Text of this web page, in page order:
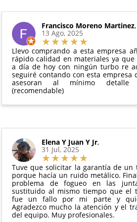
y compresores de aire
Todas nuestras garantías
vigente. Consulta nuestras
para más información.
pedido.
El productono debe haber
manipulado
Debe devolverse en su
perfectas condiciones
Francisco Moreno Martinez,
13 Ago, 2025
Llevo comprando a esta empresa
rápido calidad en materiales ya
a día de hoy con ningún turbo re
seguiré contando con esta empresa
asesoran al mínimo detalle
(recomendable)
Elena Y Juan Y Jr,
31 Jul, 2025
Tuve que solicitar la garantía de un
porque hacía un ruido metálico.
problema de fogueo en las
sustituido al mismo tiempo que el
fue un fallo por mi parte y
Agradezco mucho la atención y el
del equipo. Muy profesionales.